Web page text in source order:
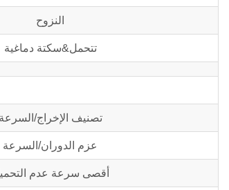
النزوح
تتحمل&سكتة دماغية
تصنيف الإخراج/السرعة
عزم الدوران/السرعة
أقصى سرعة عدم